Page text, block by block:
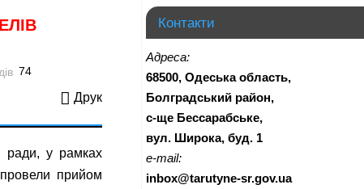
74
Друк
ради, у рамках
прийом
Контакти
Адреса:
68500, Одеська область,
Болградський район,
с-ще Бессарабське,
вул. Широка, буд. 1
e-mail:
inbox@tarutyne-sr.gov.ua